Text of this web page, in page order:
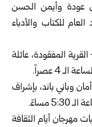
عودة وأيمن الحسن
للكتاب والأدباء
المفقودة، عائلة
4 عصراً.
وباني باند، بإشراف
مساءً.
مهرجان أيام الثقافة